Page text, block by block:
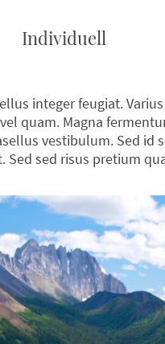
Individuell
integer feugiat.
quam. Magna
vestibulum. Sed id
Sed sed risus pretium